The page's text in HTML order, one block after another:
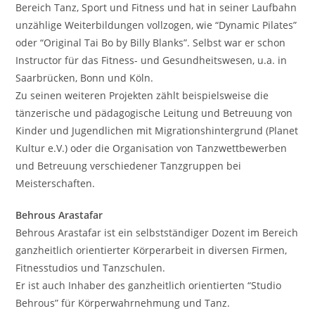
Bereich Tanz, Sport und Fitness und hat in seiner Laufbahn
unzählige Weiterbildungen vollzogen, wie “Dynamic Pilates”
oder “Original Tai Bo by Billy Blanks”. Selbst war er schon
Instructor für das Fitness- und Gesundheitswesen, u.a. in
Saarbrücken, Bonn und Köln.
Zu seinen weiteren Projekten zählt beispielsweise die
tänzerische und pädagogische Leitung und Betreuung von
Kinder und Jugendlichen mit Migrationshintergrund (Planet
Kultur e.V.) oder die Organisation von Tanzwettbewerben
und Betreuung verschiedener Tanzgruppen bei
Meisterschaften.
Behrous Arastafar
Behrous Arastafar ist ein selbstständiger Dozent im Bereich
ganzheitlich orientierter Körperarbeit in diversen Firmen,
Fitnesstudios und Tanzschulen.
Er ist auch Inhaber des ganzheitlich orientierten “Studio
Behrous” für Körperwahrnehmung und Tanz.